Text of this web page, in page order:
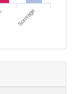
Sonstige